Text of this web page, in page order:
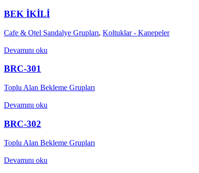
BEK İKİLİ
Cafe & Otel Sandalye Grupları, Koltuklar - Kanepeler
Devamını oku
BRC-301
Toplu Alan Bekleme Grupları
Devamını oku
BRC-302
Toplu Alan Bekleme Grupları
Devamını oku